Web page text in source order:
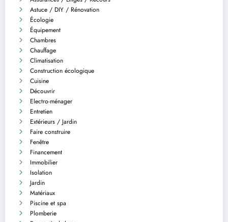
Astuce / DIY / Rénovation
Écologie
Équipement
Chambres
Chauffage
Climatisation
Construction écologique
Cuisine
Découvrir
Electro-ménager
Entretien
Extérieurs / Jardin
Faire construire
Fenêtre
Financement
Immobilier
Isolation
Jardin
Matériaux
Piscine et spa
Plomberie